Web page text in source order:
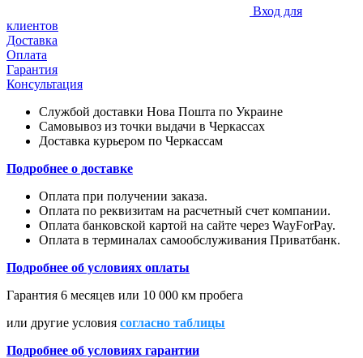
Вход для
клиентов
Доставка
Оплата
Гарантия
Консультация
Службой доставки Нова Пошта по Украине
Самовывоз из точки выдачи в Черкассах
Доставка курьером по Черкассам
Подробнее о доставке
Оплата при получении заказа.
Оплата по реквизитам на расчетный счет компании.
Оплата банковской картой на сайте через WayForPay.
Оплата в терминалах самообслуживания Приватбанк.
Подробнее об условиях оплаты
Гарантия 6 месяцев или 10 000 км пробега
или другие условия согласно таблицы
Подробнее об условиях гарантии